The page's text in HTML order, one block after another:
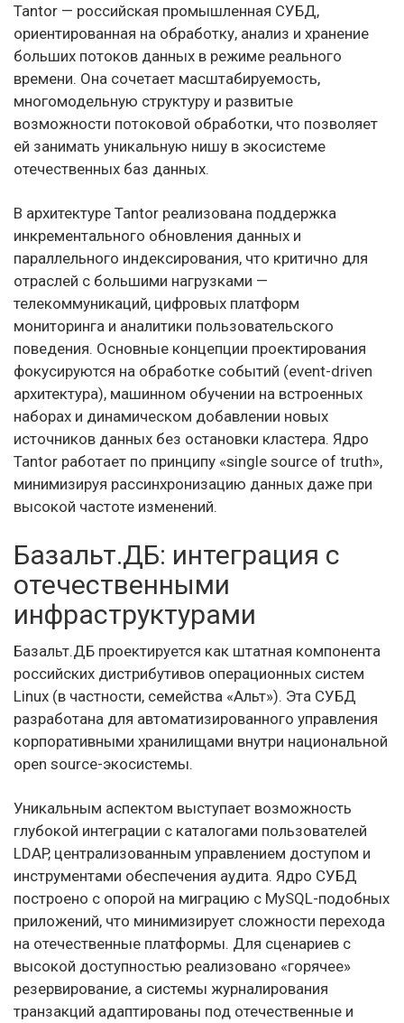
Tantor — российская промышленная СУБД,
ориентированная на обработку, анализ и хранение
больших потоков данных в режиме реального
времени. Она сочетает масштабируемость,
многомодельную структуру и развитые
возможности потоковой обработки, что позволяет
ей занимать уникальную нишу в экосистеме
отечественных баз данных.
В архитектуре Tantor реализована поддержка
инкрементального обновления данных и
параллельного индексирования, что критично для
отраслей с большими нагрузками —
телекоммуникаций, цифровых платформ
мониторинга и аналитики пользовательского
поведения. Основные концепции проектирования
фокусируются на обработке событий (event-driven
архитектура), машинном обучении на встроенных
наборах и динамическом добавлении новых
источников данных без остановки кластера. Ядро
Tantor работает по принципу «single source of truth»,
минимизируя рассинхронизацию данных даже при
высокой частоте изменений.
Базальт.ДБ: интеграция с
отечественными
инфраструктурами
Базальт.ДБ проектируется как штатная компонента
российских дистрибутивов операционных систем
Linux (в частности, семейства «Альт»). Эта СУБД
разработана для автоматизированного управления
корпоративными хранилищами внутри национальной
open source-экосистемы.
Уникальным аспектом выступает возможность
глубокой интеграции с каталогами пользователей
LDAP, централизованным управлением доступом и
инструментами обеспечения аудита. Ядро СУБД
построено с опорой на миграцию с MySQL-подобных
приложений, что минимизирует сложности перехода
на отечественные платформы. Для сценариев с
высокой доступностью реализовано «горячее»
резервирование, а системы журналирования
транзакций адаптированы под отечественные и